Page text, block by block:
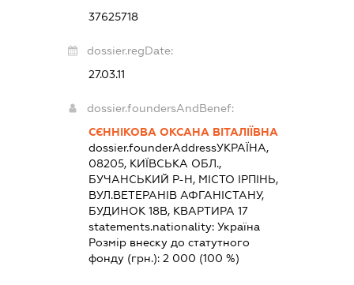
37625718
dossier.regDate:
27.03.11
dossier.foundersAndBenef:
СЄННІКОВА ОКСАНА ВІТАЛІЇВНА
dossier.founderAddressУКРАЇНА,
08205, КИЇВСЬКА ОБЛ.,
БУЧАНСЬКИЙ Р-Н, МІСТО ІРПІНЬ,
ВУЛ.ВЕТЕРАНІВ АФГАНІСТАНУ,
БУДИНОК 18В, КВАРТИРА 17
statements.nationality: Україна
Розмір внеску до статутного
фонду (грн.): 2 000 (100 %)